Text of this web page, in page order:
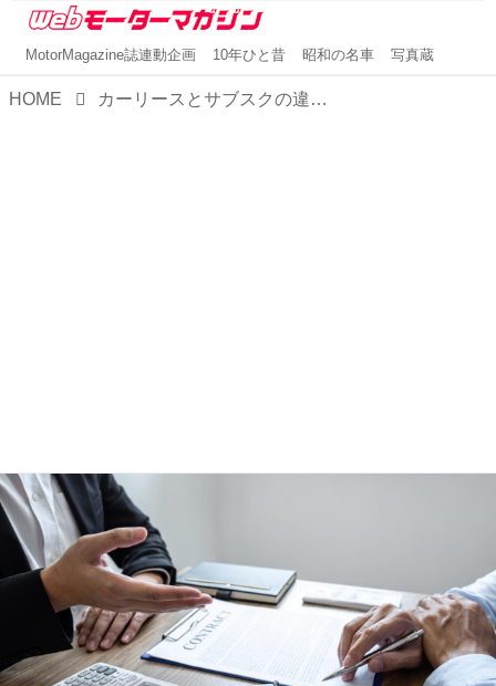
MotorMagazine誌連動企画 10年ひと昔 昭和の名車 写真蔵
HOME カーリースとサブスクの違いは？気になる疑問を解決！